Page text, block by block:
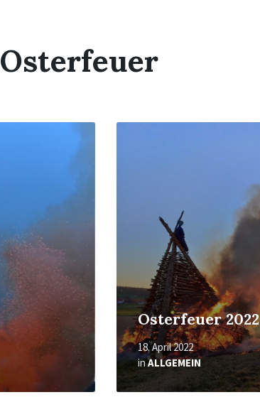
Osterfeuer
Osterfeuer 2022
18. April 2022
inALLGEMEIN
Mehr